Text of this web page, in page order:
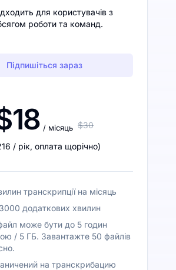
для користувачів з
роботи та команд.
Підпишіться зараз
/ місяць $30
/ рік, оплата щорічно)
транскрипції на місяць
додаткових хвилин
може бути до 5 годин
/ 5 ГБ. Завантажте 50 файлів
на транскрибацию